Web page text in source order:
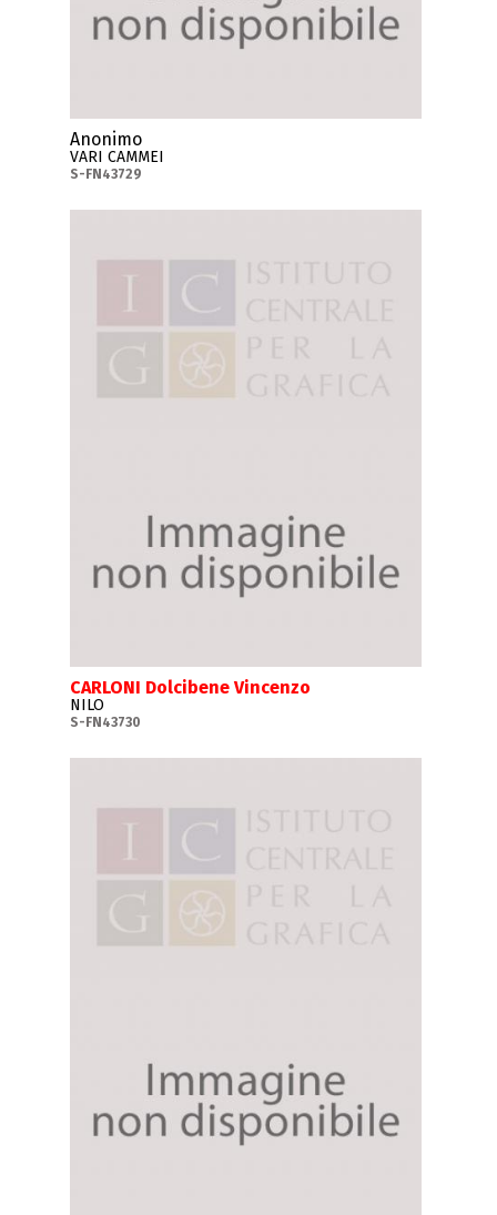
Anonimo
VARI CAMMEI
S-FN43729
CARLONI Dolcibene Vincenzo
NILO
S-FN43730